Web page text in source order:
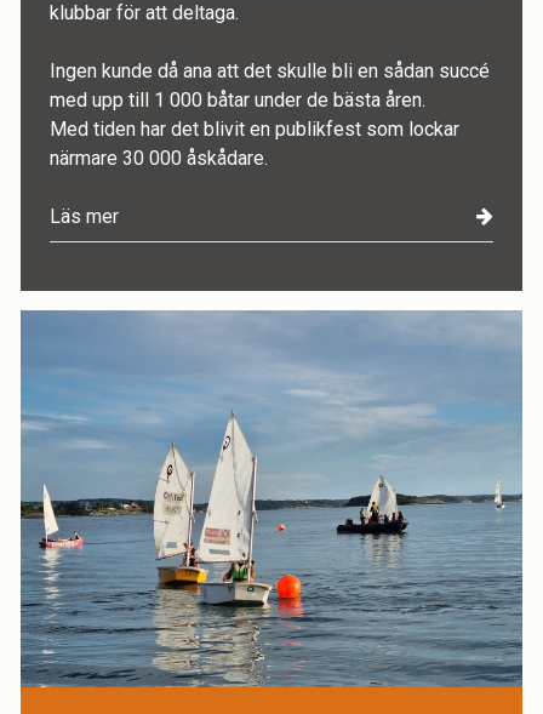
klubbar för att deltaga.
Ingen kunde då ana att det skulle bli en sådan succé
med upp till 1 000 båtar under de bästa åren.
Med tiden har det blivit en publikfest som lockar
närmare 30 000 åskådare.
Läs mer